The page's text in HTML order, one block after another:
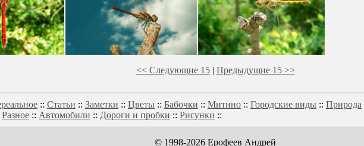
<< Следующие 15| Предыдущие 15 >>
:: Статьи :: Заметки :: Цветы :: Бабочки :: Митино :: Городские виды :: Природа
Разное :: Автомобили :: Дороги и пробки :: Рисунки ::
© 1998-2026 Ерофеев Андрей